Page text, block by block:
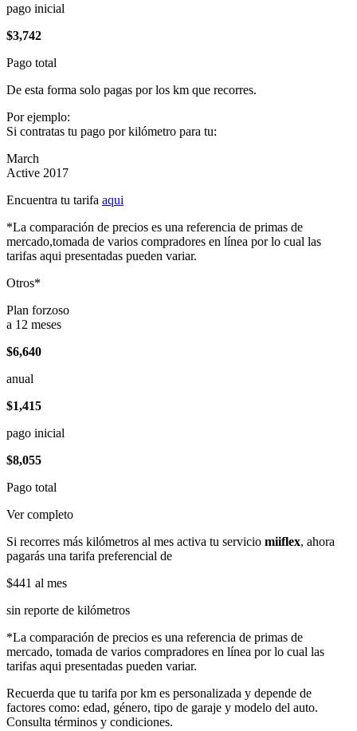
pago inicial
$3,742
Pago total
De esta forma solo pagas por los km que recorres.
Por ejemplo:
Si contratas tu pago por kilómetro para tu:
March
Active 2017
Encuentra tu tarifa aqui
*La comparación de precios es una referencia de primas de
mercado,tomada de varios compradores en línea por lo cual las
tarifas aqui presentadas pueden variar.
Otros*
Plan forzoso
a 12 meses
$6,640
anual
$1,415
pago inicial
$8,055
Pago total
Ver completo
Si recorres más kilómetros al mes activa tu servicio miiflex, ahora
pagarás una tarifa preferencial de
$441 al mes
sin reporte de kilómetros
*La comparación de precios es una referencia de primas de
mercado, tomada de varios compradores en línea por lo cual las
tarifas aqui presentadas pueden variar.
Recuerda que tu tarifa por km es personalizada y depende de
factores como: edad, género, tipo de garaje y modelo del auto.
Consulta términos y condiciones.